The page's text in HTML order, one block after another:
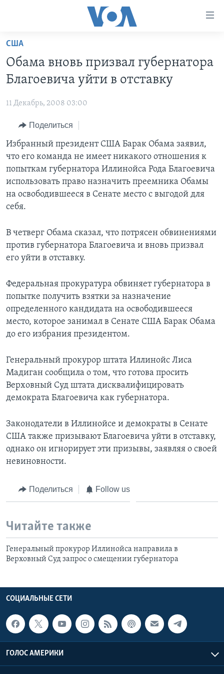
Перейти
основной
контент
навигации
Перейти
поиск
ГЛАВНОЕ
НОВОСТИ ЗА МИНУТУ
ИТОГИ
ПОЧЕМУ ЭТО ВАЖНО?
ДИСКУССИЯ VOA
ДЕТАЛИ
НЬЮ-ЙОРК NEW YORK
УЧИМ АНГЛИЙСКИЙ
НАША АМЕРИКАНСКАЯ ИСТОРИЯ
А КАК В АМЕРИКЕ?
АМЕРИКАНСКИЕ ГОРОДКИ
ТЕСТЫ
ЭКСПЕРТИЗА
ИНТЕРВЬЮ
ФАКТЫ ПРОТИВ ФЕЙКОВ
ЗА СВОБОДУ ПРЕССЫ
УЧИМ АНГЛИЙСКИЙ
ВИДЕО
Learning English
Языки
США
Обама вновь призвал губернатора
Благоевича уйти в отставку
11 Декабрь, 2008 03:00
Поделиться
Избранный президент США Барак Обама заявил,
что его команда не имеет никакого отношения к
попыткам губернатора Иллинойса Рода Благоевича
использовать право назначить преемника Обамы
на освободившееся в Сенате место с выгодой для
себя.
В четверг Обама сказал, что потрясен обвинениями
против губернатора Благоевича и вновь призвал
его уйти в отставку.
Федеральная прокуратура обвиняет губернатора в
попытке получить взятки за назначение
определенного кандидата на освободившееся
место, которое занимал в Сенате США Барак Обама
до его избрания президентом.
Генеральный прокурор штата Иллинойс Лиса
Мадиган сообщила о том, что готова просить
Верховный Суд штата дисквалифицировать
демократа Благоевича как губернатора.
Законодатели в Иллинойсе и демократы в Сенате
США также призывают Благоевича уйти в отставку,
однако он игнорирует эти призывы, заявляя о своей
невиновности.
Поделиться Follow us
Читайте также
Генеральный прокурор Иллинойса направила в
Верховный Суд запрос о смещении губернатора
СОЦИАЛЬНЫЕ СЕТИ
ГОЛОС АМЕРИКИ